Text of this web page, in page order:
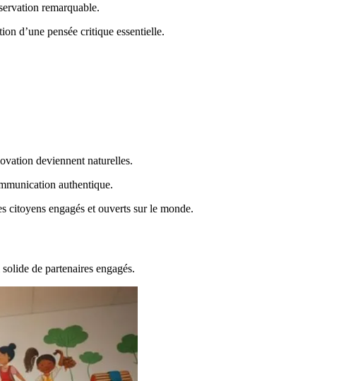
remarquable.
d’une pensée critique essentielle.
deviennent naturelles.
authentique.
citoyens engagés et ouverts sur le monde.
de partenaires engagés.